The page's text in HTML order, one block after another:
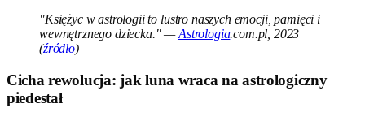
"Księżyc w astrologii to lustro naszych emocji, pamięci i
wewnętrznego dziecka." —Astrologia.com.pl, 2023
(źródło)
Cicha rewolucja: jak luna wraca na astrologiczny
piedestał